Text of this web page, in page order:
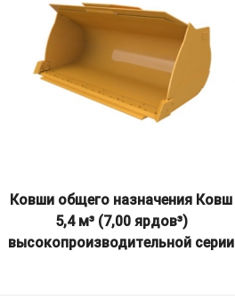
Ковши общего назначения Ковш
5,4 м³ (7,00 ярдов³)
высокопроизводительной серии